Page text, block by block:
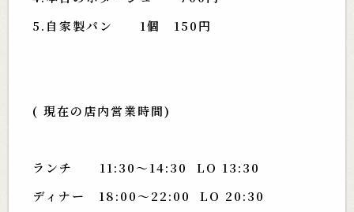
5.自家製パン 1個 150円
( 現在の店内営業時間)
ランチ 11:30〜14:30 LO 13:30
ディナー 18:00〜22:00 LO 20:30